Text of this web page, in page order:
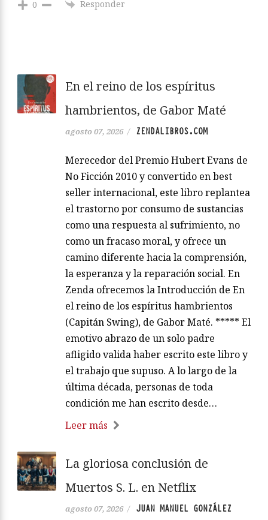
0 Responder
En el reino de los espíritus
hambrientos, de Gabor Maté
agosto 07, 2026 / ZENDALIBROS.COM
Merecedor del Premio Hubert Evans de
No Ficción 2010 y convertido en best
seller internacional, este libro replantea
el trastorno por consumo de sustancias
como una respuesta al sufrimiento, no
como un fracaso moral, y ofrece un
camino diferente hacia la comprensión,
la esperanza y la reparación social. En
Zenda ofrecemos la Introducción de En
el reino de los espíritus hambrientos
(Capitán Swing), de Gabor Maté. ***** El
emotivo abrazo de un solo padre
afligido valida haber escrito este libro y
el trabajo que supuso. A lo largo de la
última década, personas de toda
condición me han escrito desde…
Leer más
La gloriosa conclusión de
Muertos S. L. en Netflix
agosto 07, 2026 / JUAN MANUEL GONZÁLEZ